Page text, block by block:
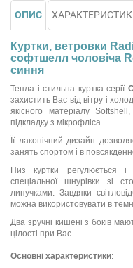
ОПИС
Куртки, ветровки
софтшелл чоловіча
синня
Тепла і стильна куртка серії
захистить Вас від вітру і
якісного матеріалу
підкладку з мікрофліса.
Її лаконічний дизайн
занять спортом і в
Низ куртки регулюється і
спеціальної шнурівки зі
липучками. Завдяки
можна використовувати в
Два зручні кишені з боків
цілості при Вас.
Основні характеристики: